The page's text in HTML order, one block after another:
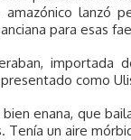
lanzó
para esas
importada
como
enana, que
un aire